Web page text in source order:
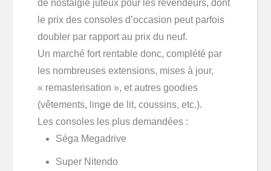
de nostalgie juteux pour les revendeurs, dont
le prix des consoles d’occasion peut parfois
doubler par rapport au prix du neuf.
Un marché fort rentable donc, complété par
les nombreuses extensions, mises à jour,
« remasterisation », et autres goodies
(vêtements, linge de lit, coussins, etc.).
Les consoles les plus demandées :
Séga Megadrive
Super Nitendo